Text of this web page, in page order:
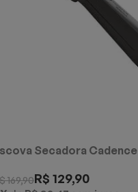
Secadora Cadence
169,90R$ 129,90